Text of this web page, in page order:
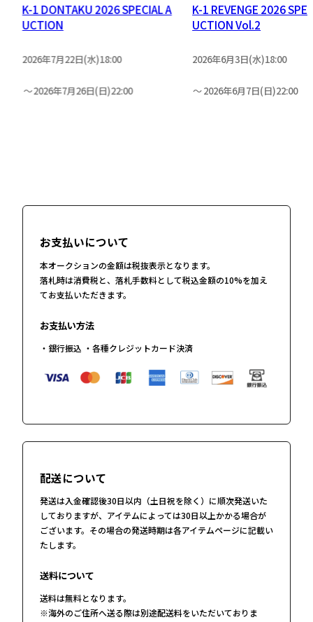
K-1 DONTAKU 2026 SPECIAL A
UCTION
2026年7月22日(水)18:00
2026年7月26日(日)22:00
K-1 REVENGE 2026
UCTION Vol.2
2026年6月3日(水)18:00
2026年6月7日(日)22:00
お支払いについて
本オークションの金額は税抜表示となります。
落札時は消費税と、落札手数料として税込金額の10%を加え
てお支払いただきます。
お支払い方法
・銀行振込 ・各種クレジットカード決済
配送について
発送は入金確認後30日以内（土日祝を除く）に順次発送いた
しておりますが、アイテムによっては30日以上かかる場合が
ございます。その場合の発送時期は各アイテムページに記載い
たします。
送料について
送料は無料となります。
※海外のご住所へ送る際は別途配送料をいただいておりま